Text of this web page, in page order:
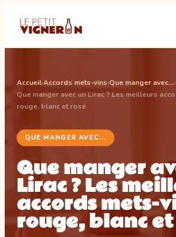
Accueil›Accords mets-vins›Que manger avec...›
Que manger avec un Lirac ? Les meilleurs
rouge, blanc et rosé
QUE MANGER AVEC...
Que manger
Lirac ? Les
accords mets-
rouge, blanc et